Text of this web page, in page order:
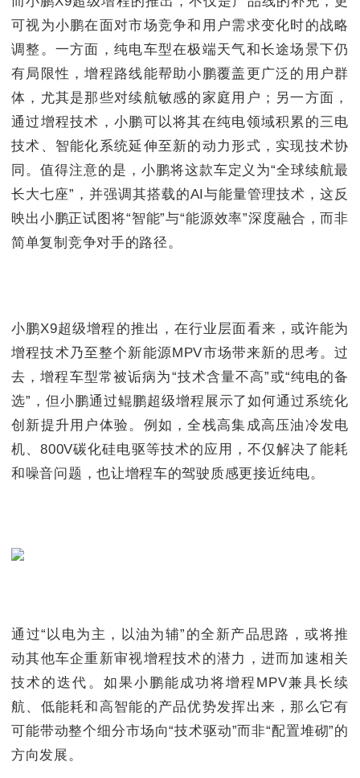
可视为小鹏在面对市场竞争和用户需求变化时的战略
调整。一方面，纯电车型在极端天气和长途场景下仍
有局限性，增程路线能帮助小鹏覆盖更广泛的用户群
体，尤其是那些对续航敏感的家庭用户；另一方面，
通过增程技术，小鹏可以将其在纯电领域积累的三电
技术、智能化系统延伸至新的动力形式，实现技术协
同。值得注意的是，小鹏将这款车定义为“全球续航最
长大七座”，并强调其搭载的AI与能量管理技术，这反
映出小鹏正试图将“智能”与“能源效率”深度融合，而非
简单复制竞争对手的路径。
小鹏X9超级增程的推出，在行业层面看来，或许能为
增程技术乃至整个新能源MPV市场带来新的思考。过
去，增程车型常被诟病为“技术含量不高”或“纯电的备
选”，但小鹏通过鲲鹏超级增程展示了如何通过系统化
创新提升用户体验。例如，全栈高集成高压油冷发电
机、800V碳化硅电驱等技术的应用，不仅解决了能耗
和噪音问题，也让增程车的驾驶质感更接近纯电。
通过“以电为主，以油为辅”的全新产品思路，或将推
动其他车企重新审视增程技术的潜力，进而加速相关
技术的迭代。如果小鹏能成功将增程MPV兼具长续
航、低能耗和高智能的产品优势发挥出来，那么它有
可能带动整个细分市场向“技术驱动”而非“配置堆砌”的
方向发展。